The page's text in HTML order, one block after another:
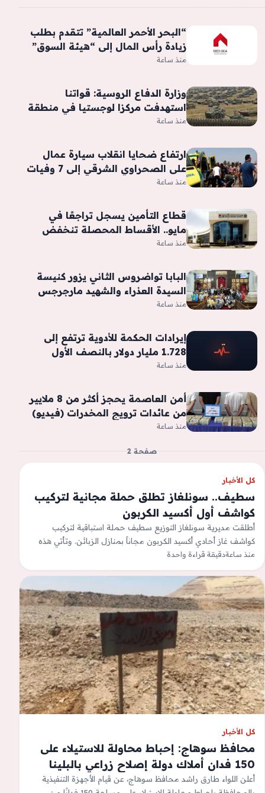
“البحر الأحمر العالمية” تتقدم بطلب
زيادة رأس المال إلى “هيئة السوق”
منذ ساعة
وزارة الدفاع الروسية: قواتنا
استهدفت مركزا لوجستيا في منطقة
كييف بمسيرات
منذ ساعة
ارتفاع ضحايا انقلاب سيارة عمال
على الصحراوي الشرقي إلى 7 وفيات
و6 مصابين
منذ ساعة
قطاع التأمين يسجل تراجعًا في
مايو.. الأقساط المحصلة تنخفض
10.6% -جريدة المال
منذ ساعة
البابا تواضروس الثاني يزور كنيسة
السيدة العذراء والشهيد مارجرجس
والأمير تادرس بالعلمين الجديدة
منذ ساعة
إيرادات الحكمة للأدوية ترتفع إلى
1.728 مليار دولار بالنصف الأول
منذ ساعة
أمن العاصمة يحجز أكثر من 8 ملايير
من عائدات ترويج المخدرات (فيديو)
منذ ساعة
صفحة 2
كل الأخبار
سطيف.. سونلغاز تطلق حملة مجانية لتركيب
كواشف أول أكسيد الكربون
أطلقت مديرية سونلغاز التوزيع سطيف حملة استباقية لتركيب
كواشف غاز أحادي أكسيد الكربون مجاناً بمنازل الزبائن. وتأتي هذه
الحملة تحسباً لموسم الشتاء…
منذ ساعةدقيقة قراءة واحدة
كل الأخبار
محافظ سوهاج: إحباط محاولة للاستيلاء على
150 فدان أملاك دولة إصلاح زراعي بالبلينا
أعلن اللواء طارق راشد محافظ سوهاج، عن قيام الأجهزة التنفيذية